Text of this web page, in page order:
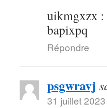
uikmgxzx :
bapixpq
Répondre
psgwravj
31 juillet